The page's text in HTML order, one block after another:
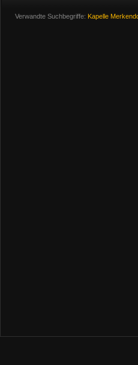
Verwandte Suchbegriffe: Kapelle